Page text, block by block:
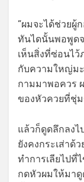
”ผมจะได้ช่วยผู้
ทันไดนั้นพอพูดจ
เห็นสิ่งที่ซ่อนไว้
กับความใหญ่ม
กามมาพอควร
ของหัวควยที่ชุ่ม
แล้วก็ดูดลึกลงไ
ยังคงกระเส่าด้
ทำการเลียไปที่
กดหัวผมให้มาดู